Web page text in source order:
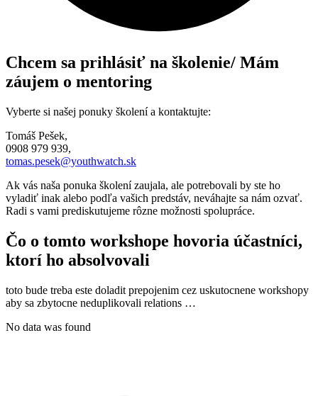
Chcem sa prihlásiť na školenie/ Mám
záujem o mentoring
Vyberte si našej ponuky školení a kontaktujte:
Tomáš Pešek​,
0908 979 939,
tomas.pesek@youthwatch.sk
Ak vás naša ponuka školení zaujala, ale potrebovali by ste ho
vyladiť inak alebo podľa vašich predstáv, neváhajte sa nám ozvať.
Radi s vami prediskutujeme rôzne možnosti spolupráce.
Čo o tomto workshope hovoria účastníci,
ktorí ho absolvovali
toto bude treba este doladit prepojenim cez uskutocnene workshopy
aby sa zbytocne neduplikovali relations …
No data was found